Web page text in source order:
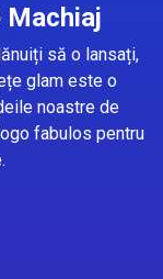
Machiaj
să o lansați,
glam este o
noastre de
fabulos pentru